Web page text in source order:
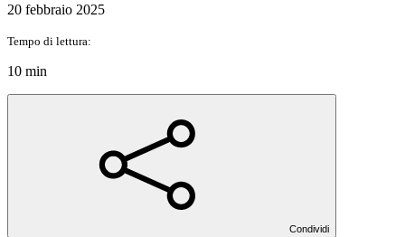
20 febbraio 2025
Tempo di lettura:
10 min
Condividi